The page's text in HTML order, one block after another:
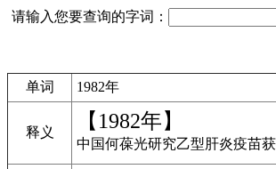
请输入您要查询的字词：
单词 1982年
释义 【1982年】
中国何葆光研究乙型肝炎疫苗